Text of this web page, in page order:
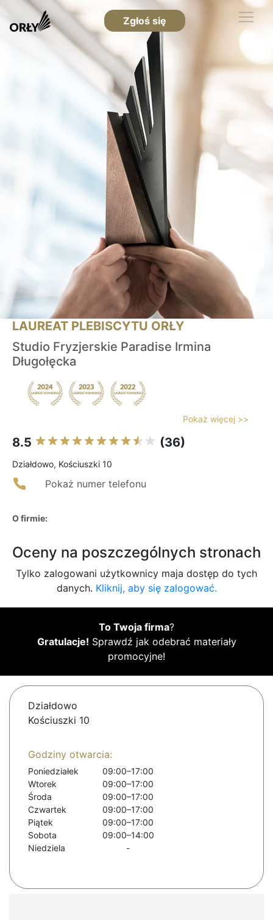
Zgłoś się
LAUREAT PLEBISCYTU ORŁY
Studio Fryzjerskie Paradise Irmina
Długołęcka
Pokaż więcej >>
8.5 (36)
Działdowo, Kościuszki 10
Pokaż numer telefonu
O firmie:
Oceny na poszczególnych stronach
Tylko zalogowani użytkownicy maja dostęp do tych
danych. Kliknij, aby się zalogować.
To Twoja firma?
Gratulacje! Sprawdź jak odebrać materiały
promocyjne!
Działdowo
Kościuszki 10
Godziny otwarcia:
Poniedziałek
09:00–17:00
Wtorek
09:00–17:00
Środa
09:00–17:00
Czwartek
09:00–17:00
Piątek
09:00–17:00
Sobota
09:00–14:00
Niedziela
-